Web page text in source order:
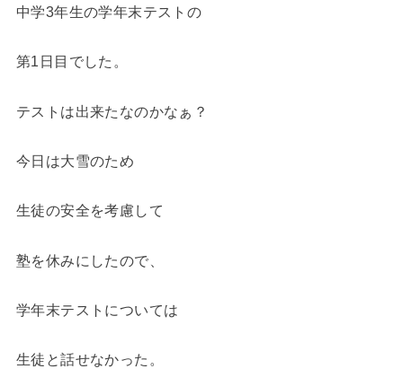
中学3年生の学年末テストの
第1日目でした。
テストは出来たなのかなぁ？
今日は大雪のため
生徒の安全を考慮して
塾を休みにしたので、
学年末テストについては
生徒と話せなかった。